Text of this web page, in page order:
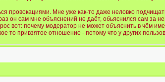
провокациями. Мне уже как-то даже неловко
он сам мне объяснений не даëт, обьяснился сам за
вот: почему модератор не может объяснить в чëм
привзятое отношение - потому что у других